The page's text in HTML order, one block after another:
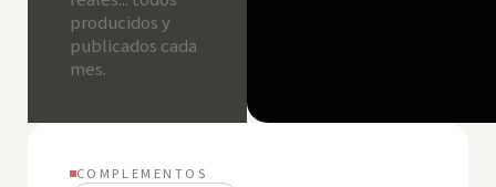
producidos y
publicados cada
mes.
COMPLEMENTOS